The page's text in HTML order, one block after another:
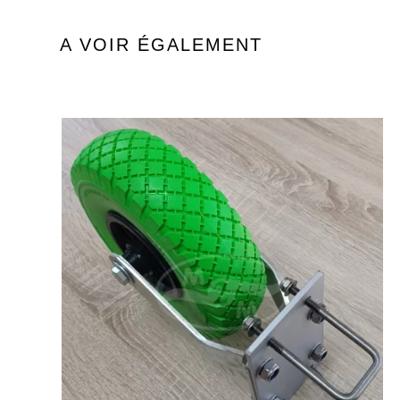
A VOIR ÉGALEMENT